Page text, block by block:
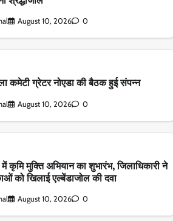
August 10, 2026 0
कमेटी ग्रेटर नोएडा की बैठक हुई संपन्न
August 10, 2026 0
कृमि मुक्ति अभियान का शुभारंभ, जिलाधिकारी ने
को खिलाई एल्बेंडाजोल की दवा
August 10, 2026 0